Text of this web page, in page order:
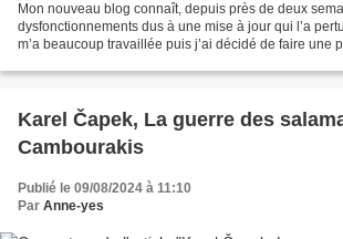
Mon nouveau blog connaît, depuis près de deux
dysfonctionnements dus à une mise à jour qui l’a
m’a beaucoup travaillée puis j’ai décidé de faire une
Karel Čapek, La guerre des
Cambourakis
Publié le 09/08/2024 à 11:10
Par Anne-yes